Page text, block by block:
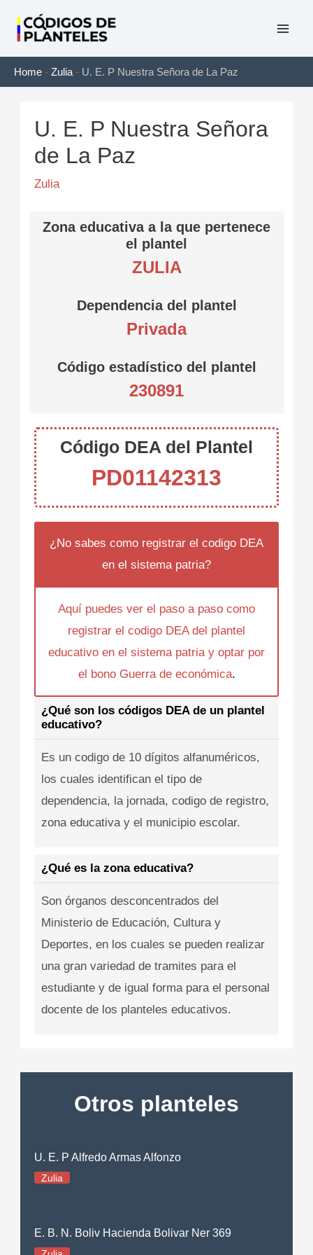
contenido
Home - Zulia - U. E. P Nuestra Señora de La Paz
U. E. P Nuestra Señora
de La Paz
Zulia
Zona educativa a la que pertenece
el plantel
ZULIA
Dependencia del plantel
Privada
Código estadístico del plantel
230891
Código DEA del Plantel
PD01142313
¿No sabes como registrar el codigo DEA
en el sistema patria?
Aquí puedes ver el paso a paso como
registrar el codigo DEA del plantel
educativo en el sistema patria y optar por
el bono Guerra de económica.
¿Qué son los códigos DEA de un plantel
educativo?
Es un codigo de 10 dígitos alfanuméricos,
los cuales identifican el tipo de
dependencia, la jornada, codigo de registro,
zona educativa y el municipio escolar.
¿Qué es la zona educativa?
Son órganos desconcentrados del
Ministerio de Educación, Cultura y
Deportes, en los cuales se pueden realizar
una gran variedad de tramites para el
estudiante y de igual forma para el personal
docente de los planteles educativos.
Otros planteles
U. E. P Alfredo Armas Alfonzo
Zulia
E. B. N. Boliv Hacienda Bolivar Ner 369